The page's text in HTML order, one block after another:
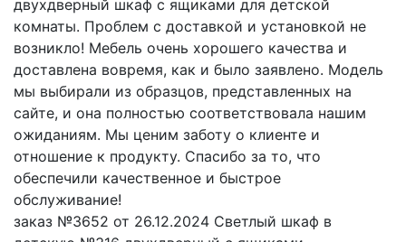
двухдверный шкаф с ящиками для детской
комнаты. Проблем с доставкой и установкой не
возникло! Мебель очень хорошего качества и
доставлена вовремя, как и было заявлено. Модель
мы выбирали из образцов, представленных на
сайте, и она полностью соответствовала нашим
ожиданиям. Мы ценим заботу о клиенте и
отношение к продукту. Спасибо за то, что
обеспечили качественное и быстрое
обслуживание!
заказ №3652 от 26.12.2024 Светлый шкаф в